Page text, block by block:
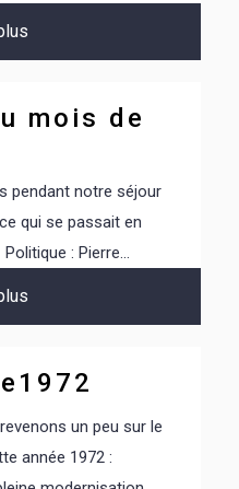
mois de
pendant notre séjour
qui se passait en
: Pierre...
un peu sur le
année 1972 :